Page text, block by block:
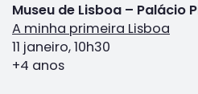
Museu de Lisboa – Palácio
A minha primeira Lisboa
11 janeiro, 10h30
+4 anos